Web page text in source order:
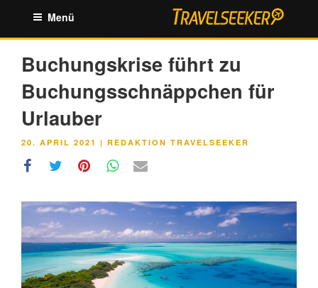
springen
Menü
Buchungskrise führt zu
Buchungsschnäppchen für
Urlauber
VERÖFFENTLICHT
20. APRIL 2021 | REDAKTION TRAVELSEEKER